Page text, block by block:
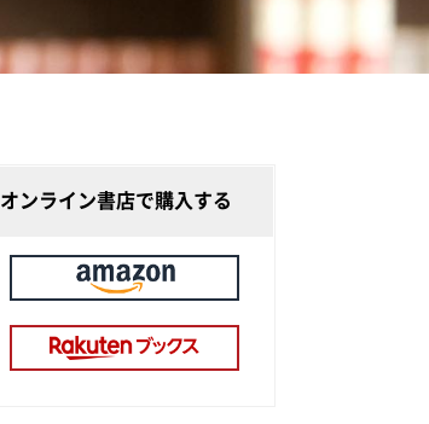
オンライン書店で購入する